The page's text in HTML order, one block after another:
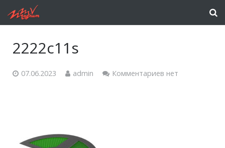
2222c11s
07.06.2023 admin Комментариев нет